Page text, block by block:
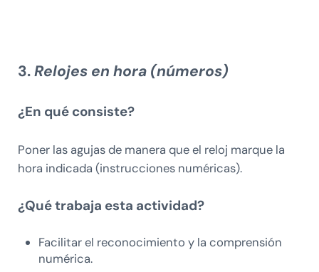
3.Relojes en hora (números)
¿En qué consiste?
Poner las agujas de manera que el reloj marque la
hora indicada (instrucciones numéricas).
¿Qué trabaja esta actividad?
Facilitar el reconocimiento y la comprensión
numérica.